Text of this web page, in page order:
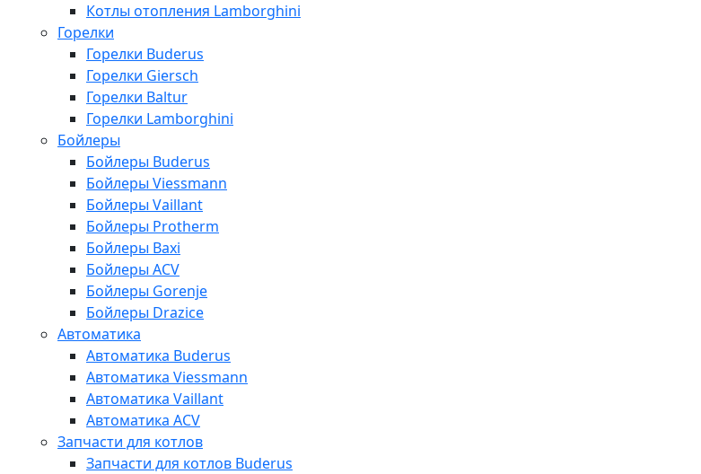
Котлы отопления Lamborghini
Горелки
Горелки Buderus
Горелки Giersch
Горелки Baltur
Горелки Lamborghini
Бойлеры
Бойлеры Buderus
Бойлеры Viessmann
Бойлеры Vaillant
Бойлеры Protherm
Бойлеры Baxi
Бойлеры ACV
Бойлеры Gorenje
Бойлеры Drazice
Автоматика
Автоматика Buderus
Автоматика Viessmann
Автоматика Vaillant
Автоматика ACV
Запчасти для котлов
Запчасти для котлов Buderus